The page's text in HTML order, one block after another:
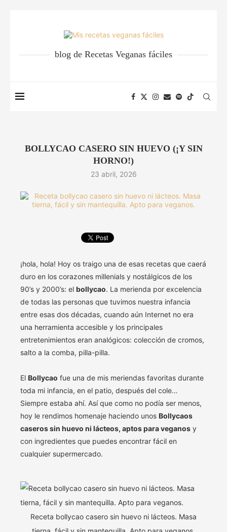
blog de Recetas Veganas fáciles
BOLLYCAO CASERO SIN HUEVO (¡Y SIN
HORNO!)
23 abril, 2026
¡hola, hola! Hoy os traigo una de esas recetas que caerá
duro en los corazones millenials y nostálgicos de los
90’s y 2000’s: el bollycao. La merienda por excelencia
de todas las personas que tuvimos nuestra infancia
entre esas dos décadas, cuando aún Internet no era
una herramienta accesible y los principales
entretenimientos eran analógicos: colección de cromos,
salto a la comba, pilla-pilla.
El Bollycao fue una de mis meriendas favoritas durante
toda mi infancia, en el patio, después del cole…
Siempre estaba ahí. Así que como no podía ser menos,
hoy le rendimos homenaje haciendo unos Bollycaos
caseros sin huevo ni lácteos, aptos para veganos y
con ingredientes que puedes encontrar fácil en
cualquier supermercado.
Receta bollycao casero sin huevo ni lácteos. Masa